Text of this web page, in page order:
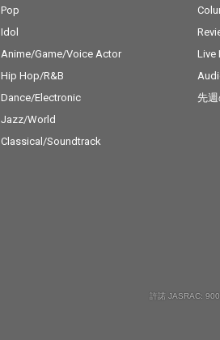
Pop
Idol
Anime/Game/Voice Actor
Hip Hop/R&B
Dance/Electronic
Jazz/World
Classical/Soundtrack
Live
先
許諾 JASRAC: